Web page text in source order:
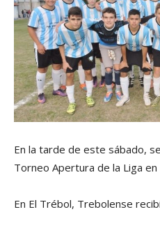
En la tarde de este sábado,
Torneo Apertura de la Liga
En El Trébol, Trebolense